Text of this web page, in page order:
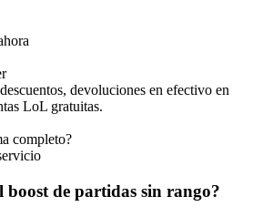
devoluciones en efectivo en
LoL gratuitas.
completo?
boost de partidas sin rango?